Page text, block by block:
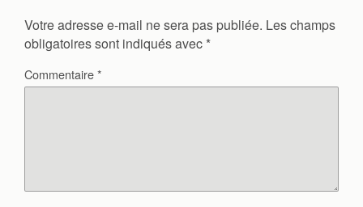
Votre adresse e-mail ne sera pas publiée. Les champs
obligatoires sont indiqués avec *
Commentaire*